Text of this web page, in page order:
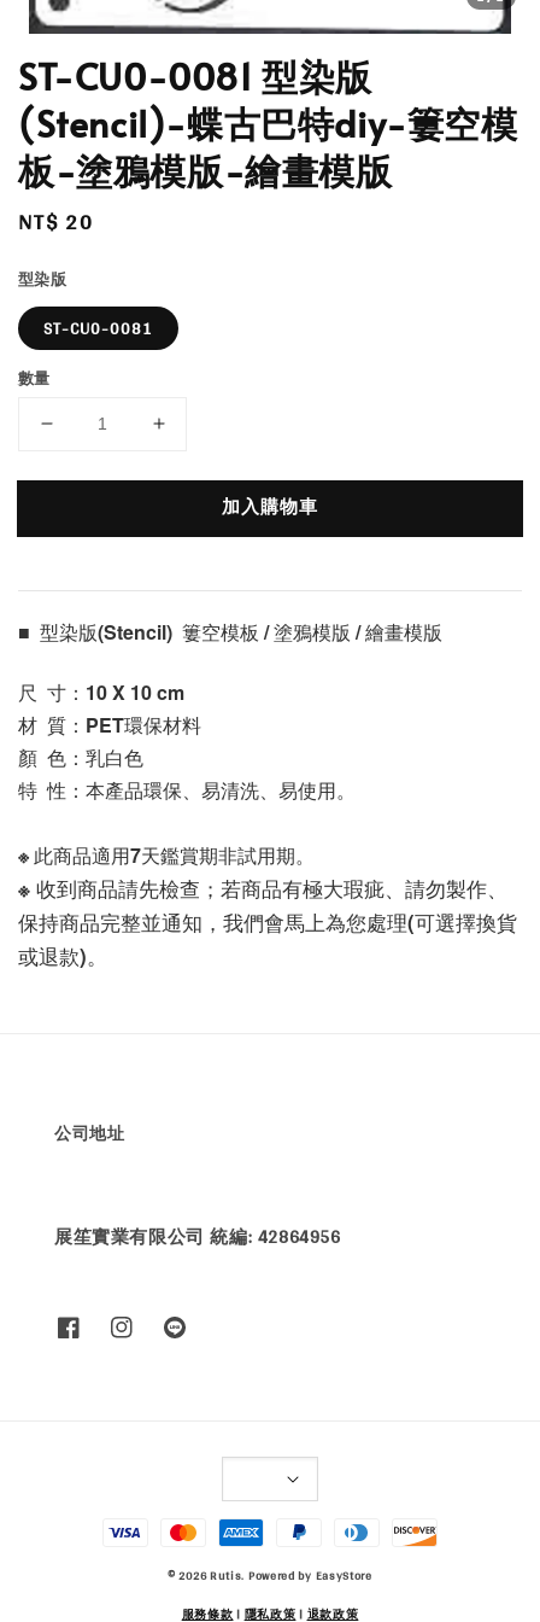
ST-CU0-0081 型染版
(Stencil)-蝶古巴特diy-簍空模
板-塗鴉模版-繪畫模版
Regular
NT$ 20
型染版
ST-CU0-0081
數量
加入購物車
■  型染版(Stencil)  簍空模板 / 塗鴉模版 / 繪畫模版
尺  寸：10 X 10 cm
材  質：PET環保材料
顏  色：乳白色
特  性：本產品環保、易清洗、易使用。
※ 此商品適用7天鑑賞期非試用期。
※ 收到商品請先檢查；若商品有極大瑕疵、請勿製作、
保持商品完整並通知，我們會馬上為您處理(可選擇換貨
或退款)。
公司地址
展笙實業有限公司 統編: 42864956
© 2026 Rutis. Powered by EasyStore
服務條款| 隱私政策| 退款政策